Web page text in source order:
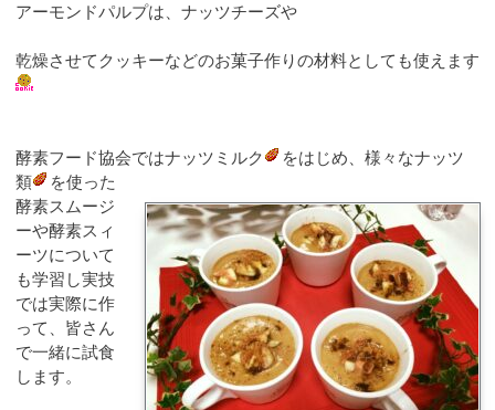
アーモンドパルプは、ナッツチーズや
乾燥させてクッキーなどのお菓子作りの材料としても使えます
酵素フード協会ではナッツミルク
をはじめ、様々なナッツ
類
を使った
酵素スムージ
ーや酵素スィ
ーツについて
も学習し実技
では実際に作
って、皆さん
で一緒に試食
します。